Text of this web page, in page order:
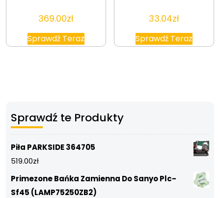
369.00zł
Sprawdź Teraz
33.04zł
Sprawdź Teraz
Sprawdź te Produkty
Piła PARKSIDE 364705
519.00zł
Primezone Bańka Zamienna Do Sanyo Plc-
Sf45 (LAMP75250ZB2)